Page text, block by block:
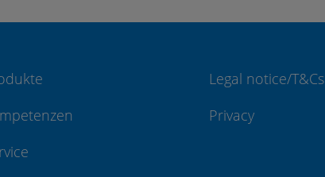
Legal notice/T&Cs
Privacy